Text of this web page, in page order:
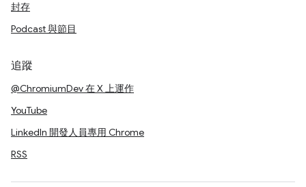
封存
Podcast 與節目
追蹤
@ChromiumDev 在 X 上運作
YouTube
LinkedIn 開發人員專用 Chrome
RSS